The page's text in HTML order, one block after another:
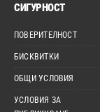
СИГУРНОСТ
ПОВЕРИТЕЛНОСТ
БИСКВИТКИ
ОБЩИ УСЛОВИЯ
УСЛОВИЯ ЗА